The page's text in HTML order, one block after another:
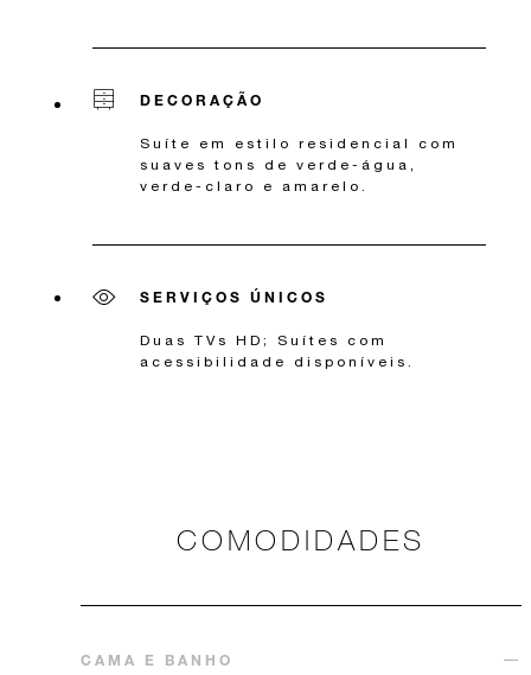
DECORAÇÃO
Suíte em estilo residencial com
suaves tons de verde-água,
verde-claro e amarelo.
SERVIÇOS ÚNICOS
Duas TVs HD; Suítes com
acessibilidade disponíveis.
COMODIDADES
CAMA E BANHO